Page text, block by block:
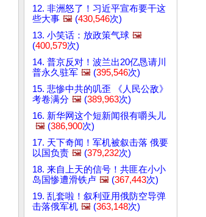
12. 非洲怒了！习近平宣布要干这
些大事 🖼️ (430,546次)
13. 小笑话：放政策气球 🖼️
(400,579次)
14. 普京反对！波兰出20亿恳请川
普永久驻军 🖼️ (395,546次)
15. 悲惨中共的叽歪 《人民公敌》
考卷满分 🖼️ (389,963次)
16. 新华网这个短新闻很有嚼头儿
🖼️ (386,900次)
17. 天下奇闻！军机被叙击落 俄要
以国负责 🖼️ (379,232次)
18. 来自上天的信号！共匪在小小
岛国惨遭滑铁卢 🖼️ (367,443次)
19. 乱套啦！叙利亚用俄防空导弹
击落俄军机 🖼️ (363,148次)